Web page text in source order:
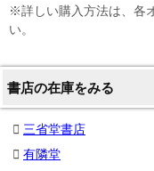
※詳しい購入方法は、各
い。
書店の在庫をみる
三省堂書店
有隣堂